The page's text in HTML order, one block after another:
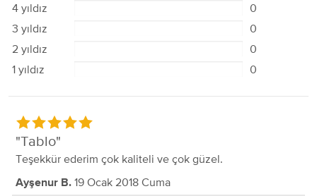
4 yıldız
0
3 yıldız
0
2 yıldız
0
1 yıldız
0
Tablo
Teşekkür ederim çok kaliteli ve çok güzel.
Ayşenur B. 19 Ocak 2018 Cuma